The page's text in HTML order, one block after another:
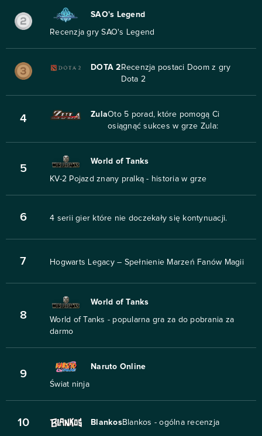
SAO's Legend
Recenzja gry SAO's Legend
DOTA 2 Recenzja postaci Doom z gry
Dota 2
4 ZulaOto 5 porad, które pomogą Ci
osiągnąć sukces w grze Zula:
5
World of Tanks
KV-2 Pojazd znany pralką - historia w grze
6 4 serii gier które nie doczekały się kontynuacji.
7 Hogwarts Legacy – Spełnienie Marzeń Fanów Magii
8
World of Tanks
World of Tanks - popularna gra za do pobrania za
darmo
9
Naruto Online
Świat ninja
10 BlankosBlankos - ogólna recenzja